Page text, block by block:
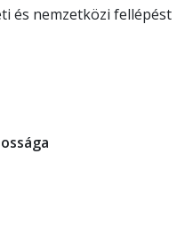
és nemzetközi fellépést